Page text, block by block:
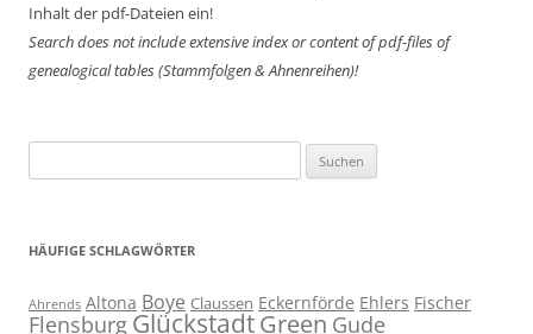
Inhalt der pdf-Dateien ein!
Search does not include extensive index or content ofpdf-files of
genealogical tables (Stammfolgen & Ahnenreihen)!
nach:
HÄUFIGE SCHLAGWÖRTER
Ahrends Altona Boye Claussen Eckernförde Ehlers Fischer
Flensburg GlückstadtGreen Gude